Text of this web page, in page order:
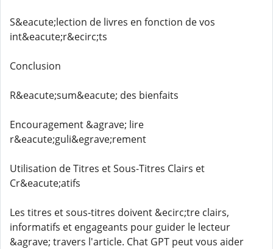
S&eacute;lection de livres en fonction de vos
int&eacute;r&ecirc;ts
Conclusion
R&eacute;sum&eacute; des bienfaits
Encouragement &agrave; lire
r&eacute;guli&egrave;rement
Utilisation de Titres et Sous-Titres Clairs et
Cr&eacute;atifs
Les titres et sous-titres doivent &ecirc;tre clairs,
informatifs et engageants pour guider le lecteur
&agrave; travers l'article. Chat GPT peut vous aider